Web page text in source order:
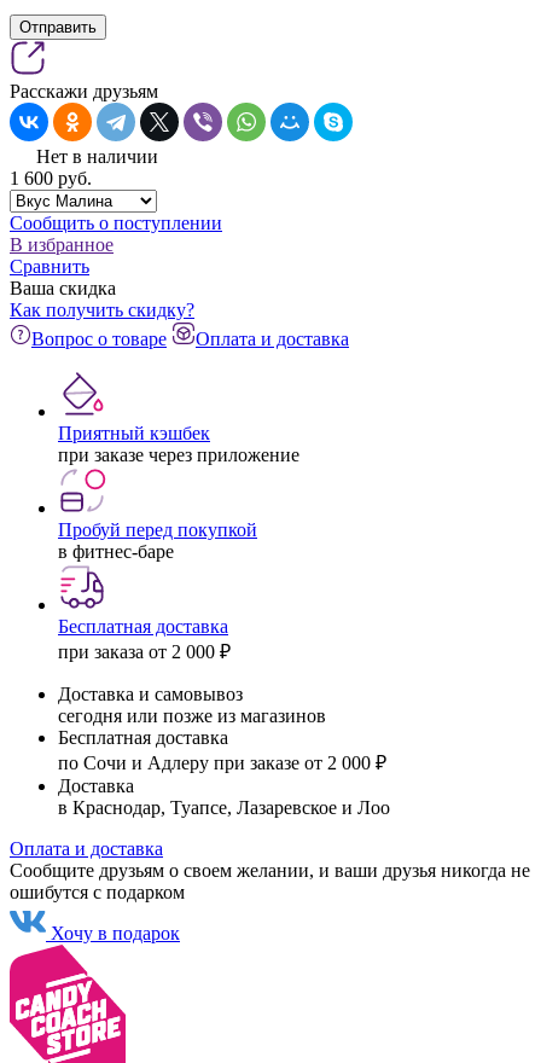
Отправить
Расскажи друзьям
Нет в наличии
1 600 pуб.
Сообщить о поступлении
В избранное
Сравнить
Ваша скидка
Как получить скидку?
Вопрос о товаре
Оплата и доставка
Приятный кэшбек
при заказе через приложение
Пробуй перед покупкой
в фитнес-баре
Бесплатная доставка
при заказа от 2 000 ₽
Доставка и самовывоз
сегодня или позже из магазинов
Бесплатная доставка
по Сочи и Адлеру при заказе от 2 000 ₽
Доставка
в Краснодар, Туапсе, Лазаревское и Лоо
Оплата и доставка
Сообщите друзьям о своем желании, и ваши друзья никогда не
ошибутся с подарком
Хочу в подарок